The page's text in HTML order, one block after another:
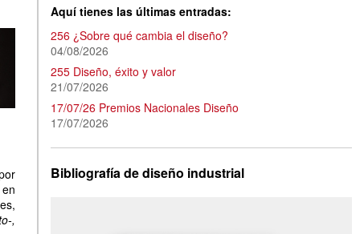
,
Aquí tienes las últimas entradas:
256 ¿Sobre qué cambia el diseño?
04/08/2026
255 Diseño, éxito y valor
21/07/2026
17/07/26 Premios Nacionales Diseño
17/07/2026
Bibliografía de diseño industrial